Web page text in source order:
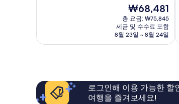
우
요,
이
용
현
재
요
금
₩68,481
₩68,481
총 요금: ₩75,845
세금 및 수수료 포함
8월 23일 ~ 8월 24일
로그인해 이용 가능한 할
여행을 즐겨보세요!